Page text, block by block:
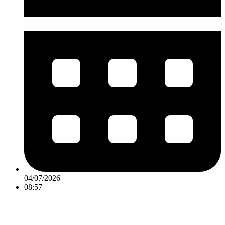
04/07/2026
08:57